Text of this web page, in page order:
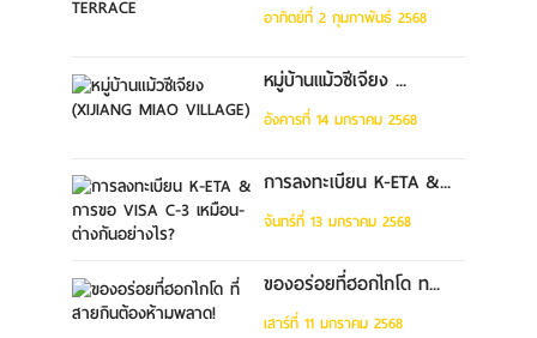
อาทิตย์ที่ 2 กุมภาพันธ์ 2568
หมู่บ้านแม้วซีเจียง ...
อังคารที่ 14 มกราคม 2568
การลงทะเบียน K-ETA &...
จันทร์ที่ 13 มกราคม 2568
ของอร่อยที่ฮอกไกโด ท...
เสาร์ที่ 11 มกราคม 2568